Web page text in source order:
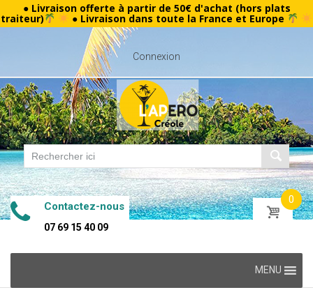
● Livraison offerte à partir de 50€ d'achat (hors plats
traiteur) ● Livraison dans toute la France et Europe
Connexion
Contactez-nous
07 69 15 40 09
0
MENU